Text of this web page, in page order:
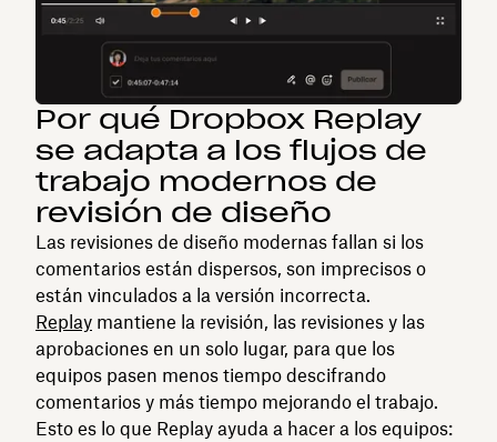
Por qué Dropbox Replay
se adapta a los flujos de
trabajo modernos de
revisión de diseño
Las revisiones de diseño modernas fallan si los
comentarios están dispersos, son imprecisos o
están vinculados a la versión incorrecta.
Replay mantiene la revisión, las revisiones y las
aprobaciones en un solo lugar, para que los
equipos pasen menos tiempo descifrando
comentarios y más tiempo mejorando el trabajo.
Esto es lo que Replay ayuda a hacer a los equipos: